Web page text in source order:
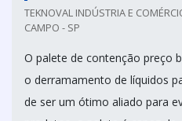
TEKNOVAL INDÚSTRIA E
CAMPO - SP
O palete de contenção preço
o derramamento de líquidos
de ser um ótimo aliado para